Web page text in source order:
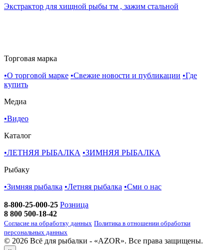
Экстрактор для хищной рыбы тм , зажим стальной
Торговая марка
•О торговой марке •Свежие новости и публикации •Где
купить
Медиа
•Видео
Каталог
•ЛЕТНЯЯ РЫБАЛКА •ЗИМНЯЯ РЫБАЛКА
Рыбаку
•Зимняя рыбалка •Летняя рыбалка •Cми о нас
8-800-25-000-25 Розница
8 800 500-18-42
Согласие на обработку данных Политика в отношении обработки
персональных данных
© 2026 Всё для рыбалки - «AZOR». Все права защищены.